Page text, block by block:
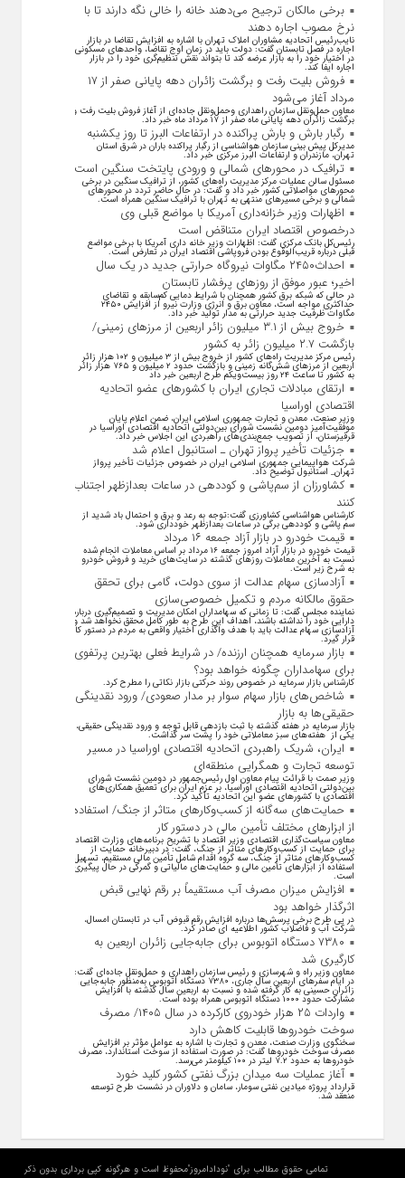
برخی مالکان ترجیح می‌دهند خانه را خالی نگه دارند تا با
نرخ مصوب اجاره دهند
نایب‌رئیس اتحادیه مشاوران املاک تهران با اشاره به افزایش تقاضا در بازار
اجاره در فصل تابستان گفت: دولت باید در زمان اوج تقاضا، واحد‌های مسکونی
در اختیار خود را به بازار عرضه کند تا بتواند نقش تنظیم‌گری خود را در بازار
اجاره ایفا کند.
فروش بلیت رفت و برگشت زائران دهه پایانی صفر از ۱۷
مرداد آغاز می‌شود
معاون حمل‌ونقل سازمان راهداری وحمل‌و‌نقل جاده‌ای از آغاز فروش بلیت رفت و
برگشت زائران دهه پایانی ماه صفر از ۱۷ مرداد ماه خبر داد.
رگبار بارش و بارش پراکنده در ارتفاعات البرز تا روز یکشنبه
مدیرکل پیش بینی سازمان هواشناسی از رگبار پراکنده باران در شرق استان
تهران، مازندران و ارتفاعات البرز مرکزی خبر داد.
ترافیک در محورهای شمالی و ورودی پایتخت سنگین است
مسئول سالن عملیات مرکز مدیریت راه‌های کشور، از ترافیک سنگین در برخی
محورهای مواصلاتی کشور خبر داد و گفت: در حال حاضر تردد در محورهای
شمالی و برخی مسیرهای منتهی به تهران با ترافیک سنگین همراه است.
اظهارات وزیر خزانه‌داری آمریکا با مواضع قبلی وی
درخصوص اقتصاد ایران متناقض است
رئیس‌کل بانک مرکزی گفت: اظهارات وزیر خانه داری آمریکا با برخی مواضع
قبلی درباره قریب‌الوقوع بودن فروپاشی اقتصاد ایران در تعارض است.
احداث۲۴۵۰ مگاوات نیروگاه حرارتی جدید در یک سال
اخیر؛ عبور موفق از روز‌های پرفشار تابستان
در حالی که شبکه برق کشور همچنان با شرایط دمایی کم‌سابقه و تقاضای
حداکثری مواجه است، معاون برق و انرژی وزارت نیرو از افزایش ۲۴۵۰
مگاوات ظرفیت جدید حرارتی به مدار تولید خبر داد.
خروج بیش از ۳.۱ میلیون زائر اربعین از مرزهای زمینی/
بازگشت ۲.۷ میلیون زائر به کشور
رئیس مرکز مدیریت راه‌های کشور از خروج بیش از ۳ میلیون و ۱۰۲ هزار زائر
اربعین از مرزهای شش‌گانه زمینی و بازگشت حدود ۲ میلیون و ۷۶۵ هزار زائر
به کشور تا ساعت ۲۴ روز بیست‌ویکم طرح اربعین خبر داد
ارتقای مبادلات تجاری ایران با کشور‌های عضو اتحادیه
اقتصادی اوراسیا
وزیر صنعت، معدن و تجارت جمهوری اسلامی ایران، ضمن اعلام پایان
موفقیت‌آمیز دومین نشست شورای بین‌دولتی اتحادیه اقتصادی اوراسیا در
قرقیزستان، از تصویب جمع‌بندی‌های راهبردی این اجلاس خبر داد.
جزئیات تأخیر پرواز تهران ـ استانبول اعلام شد
شرکت هواپیمایی جمهوری اسلامی ایران در خصوص جزئیات تأخیر پرواز
تهران_ استانبول توضیح داد.
کشاورزان از سم‌پاشی و کوددهی در ساعات بعدازظهر اجتناب
کنند
کارشناس هواشناسی کشاورزی گفت:توجه به رعد و برق و احتمال باد شدید از
سم پاشی و کوددهی برگی در ساعات بعدازظهر خودداری شود.
قیمت خودرو در بازار آزاد جمعه ۱۶ مرداد
قیمت خودرو در بازار آزاد امروز جمعه ۱۶ مرداد بر اساس معاملات انجام شده
نسبت به آخرین معاملات روز‌های گذشته در سایت‌های خرید و فروش خودرو
به شرح زیر است.
آزادسازی سهام عدالت از سوی دولت، گامی برای تحقق
حقوق مالکانه مردم و تکمیل خصوصی‌سازی
نماینده مجلس گفت: تا زمانی که سهامداران امکان مدیریت و تصمیم‌گیری درباره
دارایی خود را نداشته باشند، اهداف این طرح به طور کامل محقق نخواهد شد و
آزادسازی سهام عدالت باید با هدف واگذاری اختیار واقعی به مردم در دستور کار
قرار گیرد.
بازار سرمایه همچنان ارزنده/ در شرایط فعلی بهترین پرتفوی
برای سهامداران چگونه خواهد بود؟
کارشناس بازار سرمایه در خصوص روند حرکتی بازار نکاتی را مطرح کرد.
شاخص‌های بازار سهام سوار بر مدار صعودی/ ورود نقدینگی
حقیقی‌ها به بازار
بازار سرمایه در هفته گذشته با ثبت بازدهی قابل توجه و ورود نقدینگی حقیقی،
یکی از هفته‌های سبز معاملاتی خود را پشت سر گذاشت.
ایران، شریک راهبردی اتحادیه اقتصادی اوراسیا در مسیر
توسعه تجارت و همگرایی منطقه‌ای
وزیر صمت با قرائت پیام معاون اول رئیس‌جمهور در دومین نشست شورای
بین‌دولتی اتحادیه اقتصادی اوراسیا، بر عزم ایران برای تعمیق همکاری‌های
اقتصادی با کشورهای عضو این اتحادیه تأکید کرد.
حمایت‌های سه‌گانه از کسب‌وکارهای متاثر از جنگ/ استفاده
از ابزارهای مختلف تأمین مالی در دستور کار
معاون سیاست‌گذاری اقتصادی وزیر اقتصاد با تشریح برنامه‌های وزارت اقتصاد
برای حمایت از کسب‌وکار‌های متاثر از جنگ، گفت: در دبیرخانه حمایت از
کسب‌وکار‌های متاثر از جنگ، سه گروه اقدام شامل تأمین مالی مستقیم، تسهیل
استفاده از ابزار‌های تأمین مالی و حمایت‌های مالیاتی و گمرکی در حال پیگیری
است.
افزایش میزان مصرف آب مستقیماً بر رقم نهایی قبض
اثرگذار خواهد بود
در پی طرح برخی پرسش‌ها درباره افزایش رقم قبوض آب در تابستان امسال،
شرکت آب و فاضلاب کشور اطلاعیه ای صادر کرد.
۷۳۸۰ دستگاه اتوبوس برای جابه‌جایی زائران اربعین به
کارگیری شد
معاون وزیر راه و شهرسازی و رئیس سازمان راهداری و حمل‌ونقل جاده‌ای گفت:
در ایام سفرهای اربعین سال جاری، ۷۳۸۰ دستگاه اتوبوس به‌منظور جابه‌جایی
زائران حسینی به‌ کار گرفته شده و نسبت به اربعین سال گذشته با افزایش
مشارکت حدود ۱۰۰۰ دستگاه اتوبوس همراه بوده است.
واردات ۲۵ هزار خودروی کارکرده در سال ۱۴۰۵/ مصرف
سوخت خودرو‌ها قابلیت کاهش دارد
سخنگوی وزارت صنعت، معدن و تجارت با اشاره به عوامل مؤثر بر افزایش
مصرف سوخت خودرو‌ها گفت: در صورت استفاده از سوخت استاندارد، مصرف
خودرو‌ها به حدود ۷.۲ لیتر در ۱۰۰ کیلومتر می‌رسد.
آغاز عملیات سه میدان بزرگ نفتی کشور کلید خورد
قرارداد پروژه میادین نفتی سومار، سامان و دلاوران در نشست طرح توسعه
منعقد شد.
تمامی حقوق مطالب برای "نودادامروز"محفوظ است و هرگونه کپی برداری بدون ذکر